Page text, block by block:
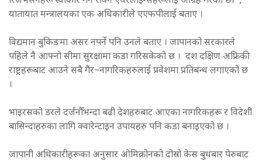
यातायात मन्त्रालयका एक अधिकारीले एएफपीलाई बताए ।
विद्यमान बुकिङमा असर नपर्ने पनि उनले बताए । जापानको सरकारले
पहिले नै आफ्नो सीमा सुरक्षामा कडा गरिसकेको छ । दश दक्षिण अफ्रिकी
राष्ट्रहरूबाट आउने सबै गैर–नागरिकहरुलाई प्रवेशमा प्रतिबन्ध लगाएको छ
।
भाइरसको डरले दर्जनौँभन्दा बढी देशहरुबाट आएका नागरिकहरू र विदेशी
बासिन्दाहरुका लागि क्वारेन्टाइन उपायहरु पनि कडा बनाइएको छ ।
जापानी अधिकारीहरूका अनुसार ओमिक्रोनको दोस्रो केस बुधबार पेरुबाट